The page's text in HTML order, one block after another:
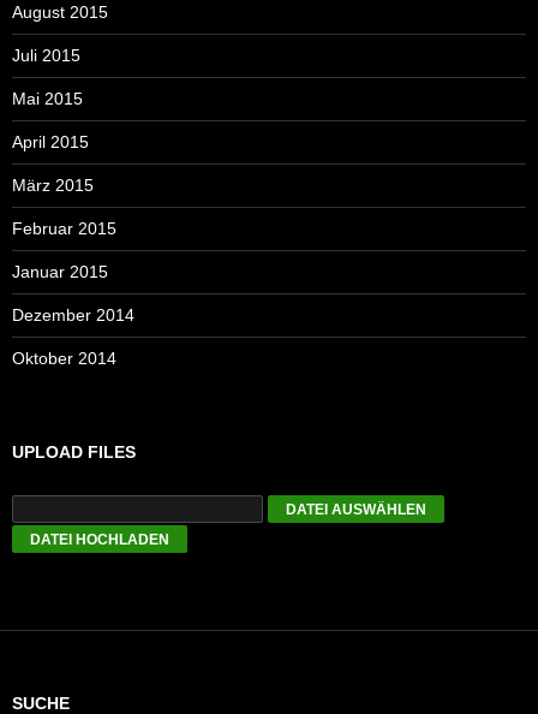
August 2015
Juli 2015
Mai 2015
April 2015
März 2015
Februar 2015
Januar 2015
Dezember 2014
Oktober 2014
UPLOAD FILES
SUCHE